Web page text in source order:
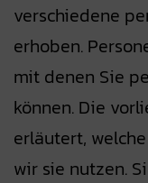
verschiedene
erhoben.
mit denen Sie
können. Die
erläutert,
wir sie nutzen.